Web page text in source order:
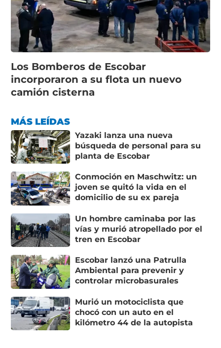
Los Bomberos de Escobar
incorporaron a su flota un nuevo
camión cisterna
MÁS LEÍDAS
Yazaki lanza una nueva
búsqueda de personal para su
planta de Escobar
Conmoción en Maschwitz: un
joven se quitó la vida en el
domicilio de su ex pareja
Un hombre caminaba por las
vías y murió atropellado por el
tren en Escobar
Escobar lanzó una Patrulla
Ambiental para prevenir y
controlar microbasurales
Murió un motociclista que
chocó con un auto en el
kilómetro 44 de la autopista